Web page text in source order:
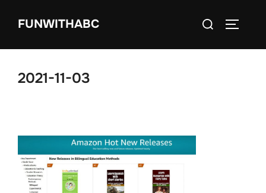
FUNWITHABC
検
対
2021-11-03